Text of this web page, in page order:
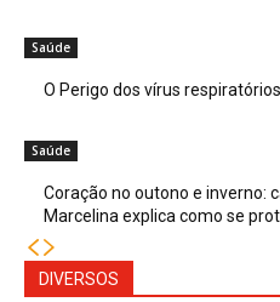
Saúde
O Perigo dos vírus
Saúde
Coração no outono e inverno:
Marcelina explica como se
DIVERSOS